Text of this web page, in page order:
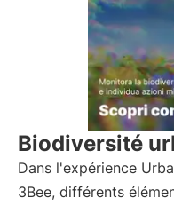
Biodiversité
Dans l'expérience
3Bee, différents